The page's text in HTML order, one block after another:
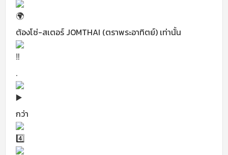
ต้องโซ่-สเตอร์ JOMTHAI (ตราพระอาทิตย์) เท่านั้น
.
กว่า